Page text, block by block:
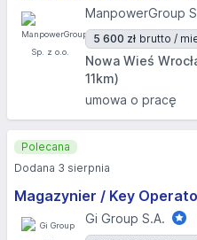
ManpowerGroup
5 600 zł brutto /
Nowa Wieś
11km)
umowa o pracę
Magazynier / Key
Gi Group S.A.
Polecana
Dodana 3 sierpnia